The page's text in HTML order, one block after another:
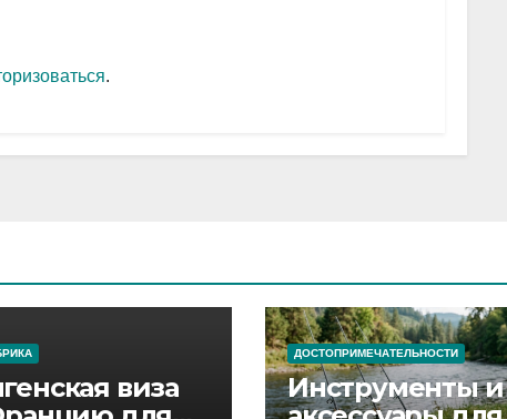
.
виза
ДОСТОПРИМЕЧАТЕЛЬНОСТИ
Инструменты и